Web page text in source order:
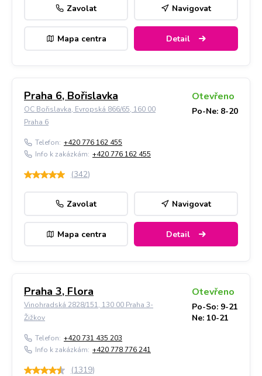
Zavolat Navigovat
Mapa centra Detail
Praha 6, Bořislavka
OC Bořislavka, Evropská 866/65, 160 00
Praha 6
Otevřeno
Po-Ne: 8-20
Telefon: +420 776 162 455
Info k zakázkám: +420 776 162 455
(342)
Zavolat Navigovat
Mapa centra Detail
Praha 3, Flora
Vinohradská 2828/151, 130 00 Praha 3-
Žižkov
Otevřeno
Po-So: 9-21
Ne: 10-21
Telefon: +420 731 435 203
Info k zakázkám: +420 778 776 241
(1319)